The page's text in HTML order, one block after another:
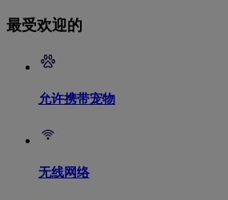
最受欢迎的
允许携带宠物
无线网络